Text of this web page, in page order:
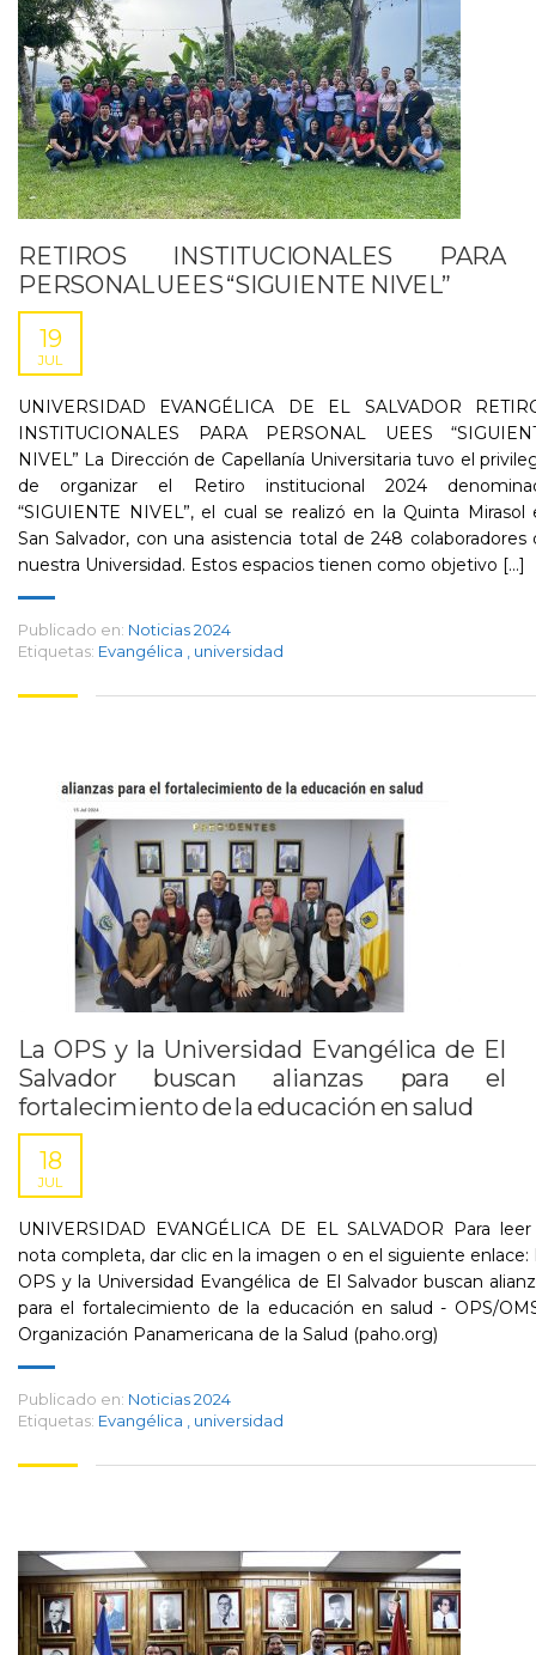
RETIROS INSTITUCIONALES PARA
PERSONAL UEES “SIGUIENTE NIVEL”
19
JUL
UNIVERSIDAD EVANGÉLICA DE EL SALVADOR
INSTITUCIONALES PARA PERSONAL UEES
NIVEL” La Dirección de Capellanía Universitaria tuvo el
de organizar el Retiro institucional 2024
“SIGUIENTE NIVEL”, el cual se realizó en la Quinta Mirasol
San Salvador, con una asistencia total de 248 colaboradores
nuestra Universidad. Estos espacios tienen como objetivo [...]
Publicado en: Noticias 2024
Etiquetas: Evangélica universidad
La OPS y la Universidad Evangélica de El
Salvador buscan alianzas para el
fortalecimiento de la educación en salud
18
JUL
UNIVERSIDAD EVANGÉLICA DE EL SALVADOR Para
nota completa, dar clic en la imagen o en el siguiente enlace:
OPS y la Universidad Evangélica de El Salvador buscan
para el fortalecimiento de la educación en salud - OPS/
Organización Panamericana de la Salud (paho.org)
Publicado en: Noticias 2024
Etiquetas: Evangélica universidad